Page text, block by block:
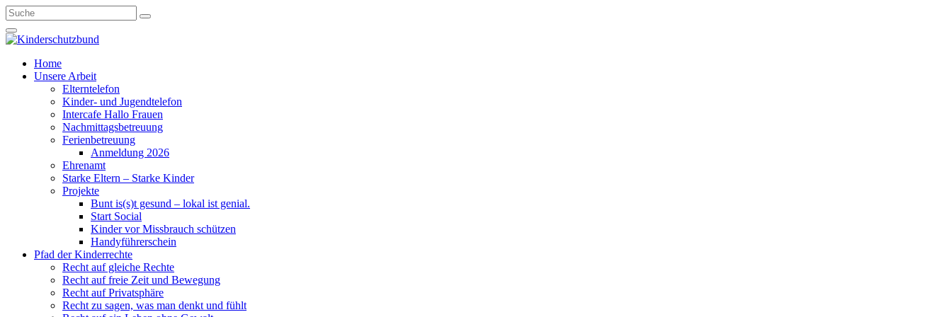
Home
Unsere Arbeit
Elterntelefon
Kinder- und Jugendtelefon
Intercafe Hallo Frauen
Nachmittagsbetreuung
Ferienbetreuung
Anmeldung 2026
Ehrenamt
Starke Eltern – Starke Kinder
Projekte
Bunt is(s)t gesund – lokal ist genial.
Start Social
Kinder vor Missbrauch schützen
Handyführerschein
Pfad der Kinderrechte
Recht auf gleiche Rechte
Recht auf freie Zeit und Bewegung
Recht auf Privatsphäre
Recht zu sagen, was man denkt und fühlt